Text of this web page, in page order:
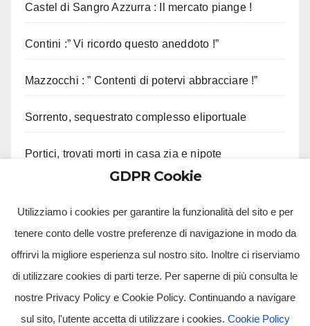
Castel di Sangro Azzurra : Il mercato piange !
Contini :” Vi ricordo questo aneddoto !”
Mazzocchi : ” Contenti di potervi abbracciare !”
Sorrento, sequestrato complesso eliportuale
Portici, trovati morti in casa zia e nipote
GDPR Cookie
Utilizziamo i cookies per garantire la funzionalità del sito e per
tenere conto delle vostre preferenze di navigazione in modo da
offrirvi la migliore esperienza sul nostro sito. Inoltre ci riserviamo
di utilizzare cookies di parti terze. Per saperne di più consulta le
nostre Privacy Policy e Cookie Policy. Continuando a navigare
sul sito, l'utente accetta di utilizzare i cookies. Cookie Policy